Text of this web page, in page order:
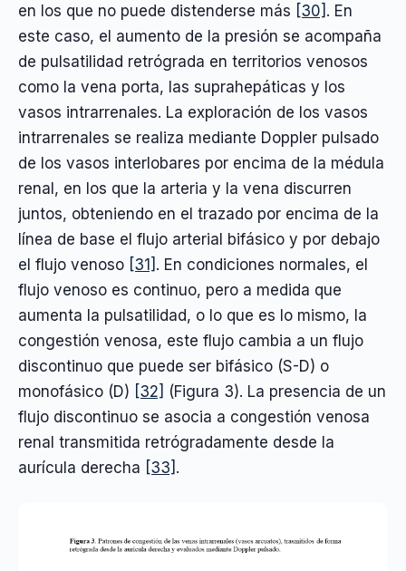
en los que no puede distenderse más [30] . En
este caso, el aumento de la presión se acompaña
de pulsatilidad retrógrada en territorios venosos
como la vena porta, las suprahepáticas y los
vasos intrarrenales. La exploración de los vasos
intrarrenales se realiza mediante Doppler pulsado
de los vasos interlobares por encima de la médula
renal, en los que la arteria y la vena discurren
juntos, obteniendo en el trazado por encima de la
línea de base el flujo arterial bifásico y por debajo
el flujo venoso [31] . En condiciones normales, el
flujo venoso es continuo, pero a medida que
aumenta la pulsatilidad, o lo que es lo mismo, la
congestión venosa, este flujo cambia a un flujo
discontinuo que puede ser bifásico (S-D) o
monofásico (D) [32] (Figura 3). La presencia de un
flujo discontinuo se asocia a congestión venosa
renal transmitida retrógradamente desde la
aurícula derecha [33] .